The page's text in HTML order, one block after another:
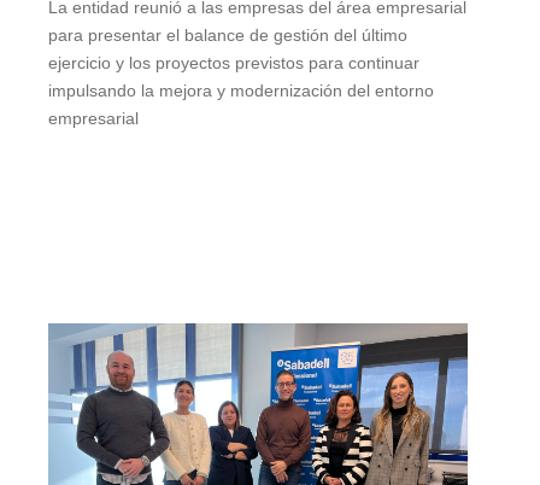
La entidad reunió a las empresas del área empresarial
para presentar el balance de gestión del último
ejercicio y los proyectos previstos para continuar
impulsando la mejora y modernización del entorno
empresarial